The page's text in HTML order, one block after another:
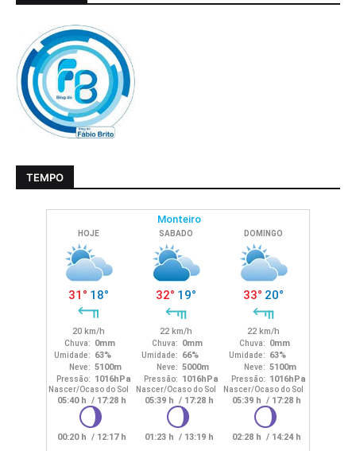
TEMPO